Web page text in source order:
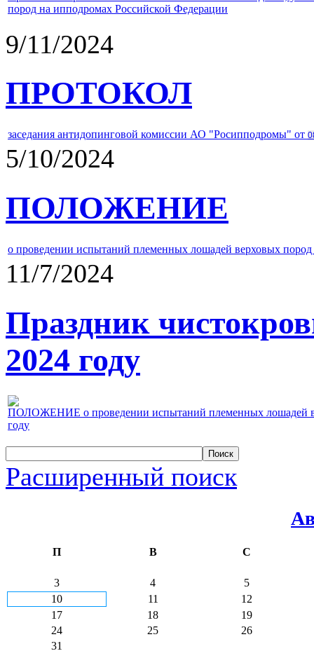
пород на ипподромах Российской Федерации
9/11/2024
ПРОТОКОЛ
заседания антидопинговой комиссии АО "Росипподромы" от
5/10/2024
ПОЛОЖЕНИЕ
о проведении испытаний племенных лошадей верховых
11/7/2024
Праздник
2024 году
ПОЛОЖЕНИЕ о проведении испытаний племенных лошадей
году
Расширенный поиск
П В С
3 4
5
10
11
12
17
18
19
24
25
26
31